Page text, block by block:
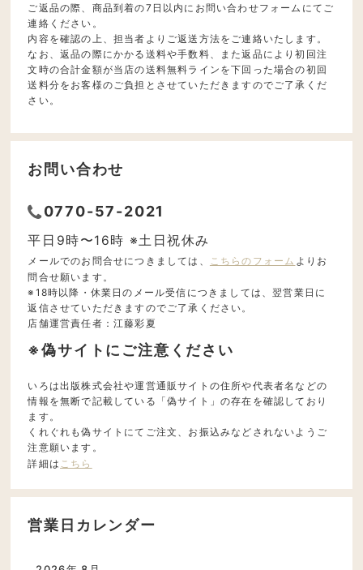
ご返品の際、商品到着の7日以内にお問い合わせフォームにてご
連絡ください。
内容を確認の上、担当者よりご返送方法をご連絡いたします。
なお、返品の際にかかる送料や手数料、また返品により初回注
文時の合計金額が当店の送料無料ラインを下回った場合の初回
送料分をお客様のご負担とさせていただきますのでご了承くだ
さい。
お問い合わせ
0770-57-2021
平日9時〜16時 ※土日祝休み
メールでのお問合せにつきましては、 こちらのフォーム よりお
問合せ願います。
※18時以降・休業日のメール受信につきましては、翌営業日に
返信させていただきますのでご了承ください。
店舗運営責任者：江藤彩夏
※偽サイトにご注意ください
いろは出版株式会社や運営通販サイトの住所や代表者名などの
情報を無断で記載している「偽サイト」の存在を確認しており
ます。
くれぐれも偽サイトにてご注文、お振込みなどされないようご
注意願います。
詳細は こちら
営業日カレンダー